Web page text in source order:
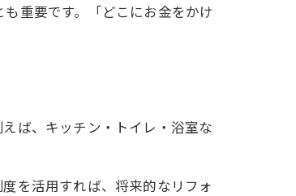
重要です。「どこにお金をかけ
ば、キッチン・トイレ・浴室な
を活用すれば、将来的なリフォ